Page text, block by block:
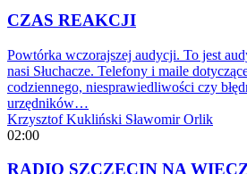
CZAS REAKCJI
Powtórka wczorajszej audycji. To jest
nasi Słuchacze. Telefony i maile
codziennego, niesprawiedliwości czy
urzędników…
Krzysztof Kukliński Sławomir Orlik
02:00
RADIO SZCZECIN NA